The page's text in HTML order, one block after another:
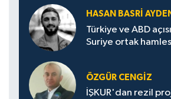
HASAN BASRI
Türkiye ve ABD
Suriye ortak
ÖZGÜR CENGIZ
İŞKUR'dan rezil